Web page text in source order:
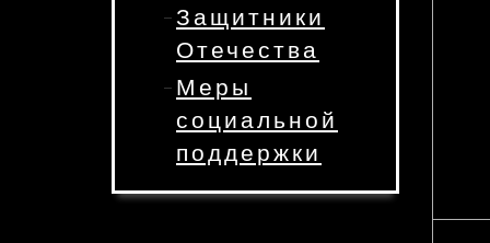
Защитники
Отечества
Меры
социальной
поддержки